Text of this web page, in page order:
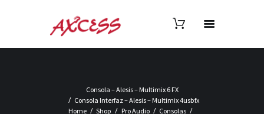
Consola – Alesis – Multimix 6 FX
Consola Interfaz – Alesis – Multimix 4usbfx
Home
Shop Pro Audio Consolas